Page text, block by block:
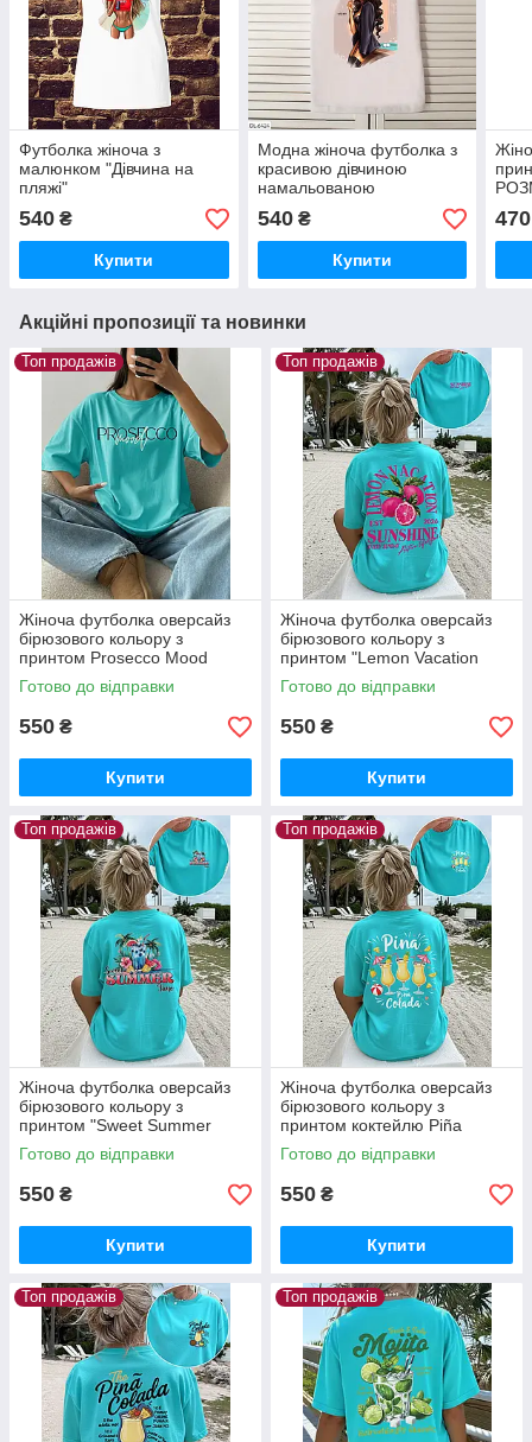
Футболка жіноча з
малюнком "Дівчина на
пляжі"
540 ₴
Купити
Модна жіноча футболка з
красивою дівчиною
намальованою
540₴
Купити
470
Акційні пропозиції та новинки
Топ продажів
Жіноча футболка оверсайз
бірюзового кольору з
принтом Prosecco Mood
Готово до відправки
550 ₴
Купити
Топ продажів
Жіноча футболка оверсайз
бірюзового кольору з
принтом "Lemon Vacation
Sunshine"
Готово до відправки
550 ₴
Купити
Топ продажів
Жіноча футболка оверсайз
бірюзового кольору з
принтом "Sweet Summer
Time"
Готово до відправки
550 ₴
Купити
Топ продажів
Жіноча футболка оверсайз
бірюзового кольору з
принтом коктейлю Piña
Colada
Готово до відправки
550 ₴
Купити
Топ продажів Топ продажів